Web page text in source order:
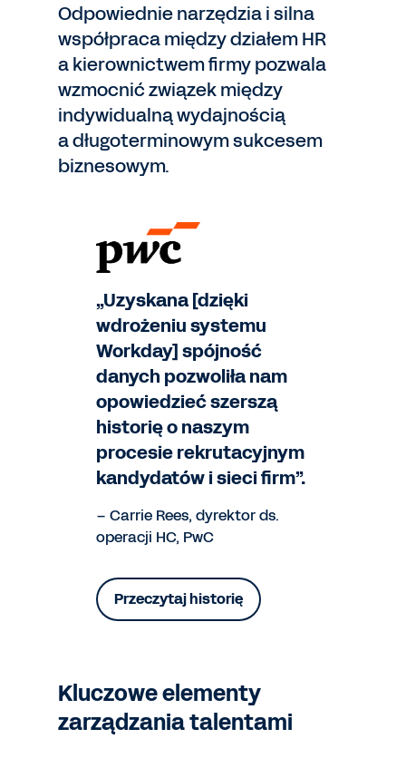
Odpowiednie narzędzia i silna
współpraca między działem HR
a kierownictwem firmy pozwala
wzmocnić związek między
indywidualną wydajnością
a długoterminowym sukcesem
biznesowym.
„Uzyskana [dzięki
wdrożeniu systemu
Workday] spójność
danych pozwoliła nam
opowiedzieć szerszą
historię o naszym
procesie rekrutacyjnym
kandydatów i sieci firm”.
– Carrie Rees, dyrektor ds.
operacji HC, PwC
Przeczytaj historię
Kluczowe elementy
zarządzania talentami